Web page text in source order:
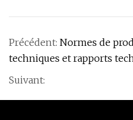
Précédent: Normes de
techniques et rapports
Suivant: